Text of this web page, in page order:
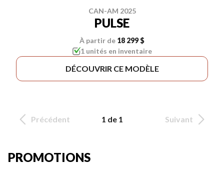
CAN-AM 2025
PULSE
À partir de 18 299 $
1 unités en inventaire
DÉCOUVRIR CE MODÈLE
Précédent 1 de 1 Suivant
PROMOTIONS